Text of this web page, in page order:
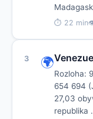
⏱ 22 min
3 🌍
Rozloha:
654 694
27,03
republika